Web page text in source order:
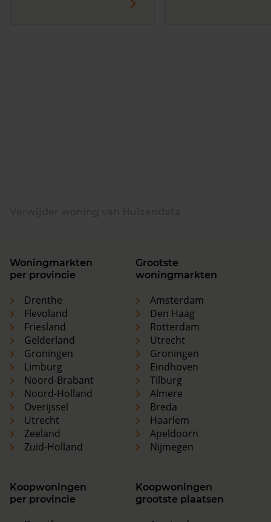
Woningmarkten
per provincie
Drenthe
Flevoland
Friesland
Gelderland
Groningen
Limburg
Noord-Brabant
Noord-Holland
Overijssel
Utrecht
Zeeland
Zuid-Holland
Grootste
woningmarkten
Amsterdam
Den Haag
Rotterdam
Utrecht
Groningen
Eindhoven
Tilburg
Almere
Breda
Haarlem
Apeldoorn
Nijmegen
Koopwoningen
per provincie
Koopwoningen
grootste plaatsen